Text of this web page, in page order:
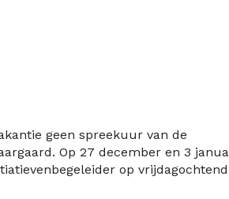
geen spreekuur van de
Op 27 december en 3
op vrijdagochtend